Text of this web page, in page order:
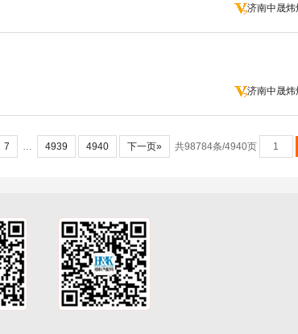
济南中晟炜
济南中晟炜
7 … 4939 4940 下一页» 共98784条/4940页